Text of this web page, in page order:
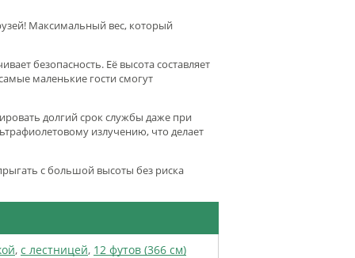
Максимальный вес, который
безопасность. Её высота составляет
маленькие гости смогут
долгий срок службы даже при
излучению, что делает
с большой высоты без риска
, с лестницей, 12 футов (366 см)